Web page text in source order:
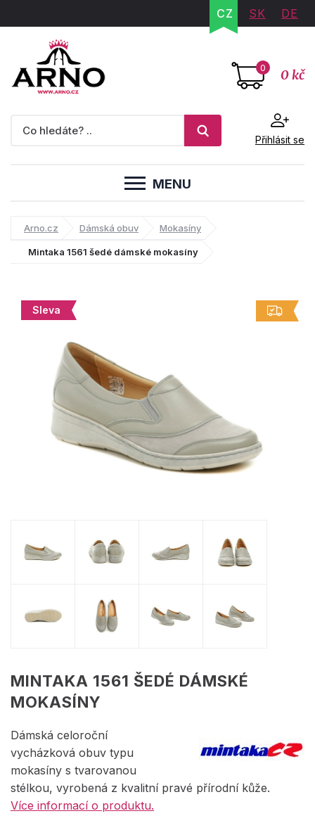
CZ SK DE
0 0 kč
Přihlásit se
MENU
Arno.cz Dámská obuv Mokasíny
Mintaka 1561 šedé dámské mokasíny
Sleva
MINTAKA 1561 ŠEDÉ DÁMSKÉ
MOKASÍNY
Dámská celoroční
vycházková obuv typu
mokasíny s tvarovanou
stélkou, vyrobená z kvalitní pravé přírodní kůže.
Více informací o produktu.